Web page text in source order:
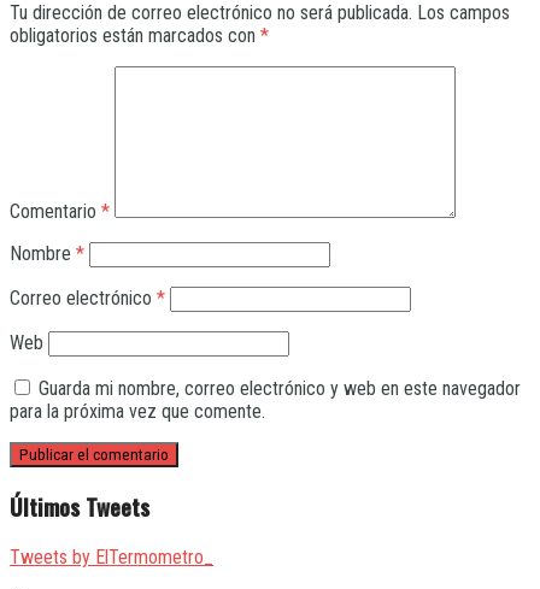
Tu dirección de correo electrónico no será publicada. Los campos
obligatorios están marcados con *
Comentario *
Nombre *
Correo electrónico *
Web
Guarda mi nombre, correo electrónico y web en este navegador
para la próxima vez que comente.
Últimos Tweets
Tweets by ElTermometro_